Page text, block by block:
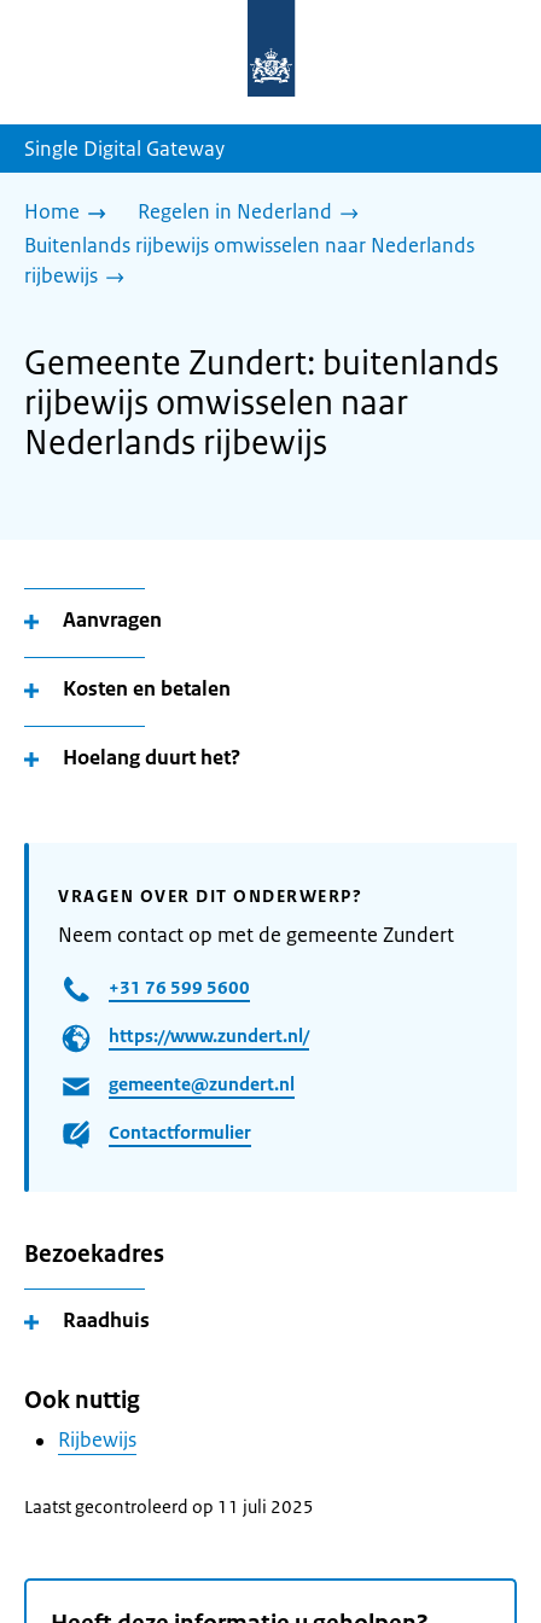
homepage
Single Digital Gateway
Home
Regelen in Nederland
Buitenlands rijbewijs omwisselen naar Nederlands
rijbewijs
Gemeente Zundert: buitenlands
rijbewijs omwisselen naar
Nederlands rijbewijs
Aanvragen
Kosten en betalen
Hoelang duurt het?
VRAGEN OVER DIT ONDERWERP?
Neem contact op met de gemeente Zundert
+31 76 599 5600
https://www.zundert.nl/
gemeente@zundert.nl
Contactformulier
Bezoekadres
Raadhuis
Ook nuttig
Rijbewijs
Laatst gecontroleerd op 11 juli 2025